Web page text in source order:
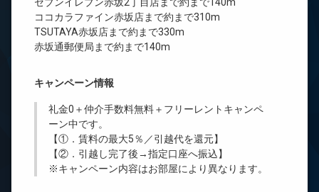
ココカラファイン赤坂店まで約まで310m
TSUTAYA赤坂店まで約まで330m
赤坂通郵便局まで約まで140m
キャンペーン情報
礼金0 ＋仲介手数料無料＋ フリーレント キャンペ
ーン中です。
【①．賃料の最大5％／引越代を還元】
【②．引越し完了後→指定口座へ振込】
※キャンペーン内容はお部屋により異なります。